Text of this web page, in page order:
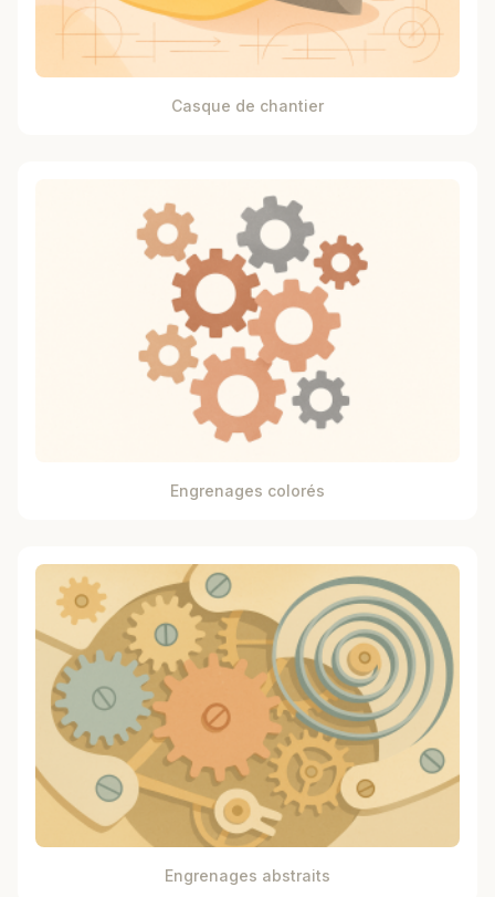
Casque de chantier
Engrenages colorés
Engrenages abstraits